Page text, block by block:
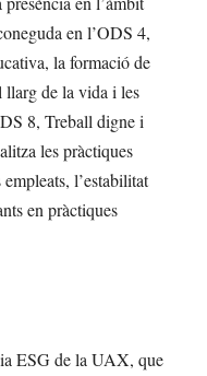
en l’ODS 4,
la formació de
llarg de la vida i les
8, Treball digne i
les pràctiques
l’estabilitat
en pràctiques
ESG de la UAX, que